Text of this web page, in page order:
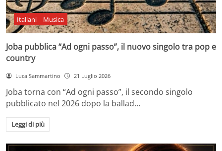
Italiani Musica
Joba pubblica “Ad ogni passo”, il nuovo singolo tra pop e
country
Luca Sammartino 21 Luglio 2026
Joba torna con “Ad ogni passo”, il secondo singolo
pubblicato nel 2026 dopo la ballad…
Leggi di più